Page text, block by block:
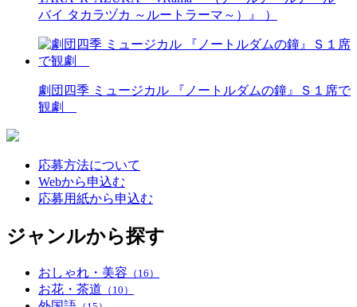
バイ タカラヅカ ～ルートラーマ～）』 ）
劇団四季 ミュージカル 『ノートルダムの鐘』Ｓ１席で
観劇
応募方法について
Webから申込む
応募用紙から申込む
ジャンルから探す
おしゃれ・美容 （16）
お花・茶道 （10）